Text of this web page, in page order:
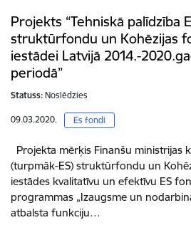
Projekts “Tehniskā palīdzība
struktūrfondu un Kohēzijas
iestādei Latvijā 2014.-
periodā”
Statuss: Noslēdzies
09.03.2020. Es fondi
Projekta mērķis Finanšu ministrijas
(turpmāk-ES) struktūrfondu un
iestādes kvalitatīvu un efektīvu ES
programmas „Izaugsme un
atbalsta funkciju…